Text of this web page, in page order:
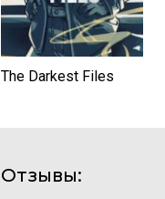
The Darkest Files
Отзывы: